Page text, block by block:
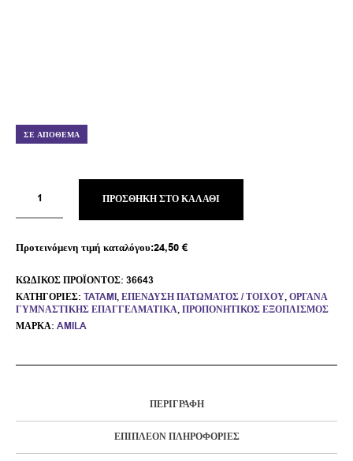
ΣΕ ΑΠΌΘΕΜΑ
ΠΡΟΣΘΉΚΗ ΣΤΟ ΚΑΛΆΘΙ
Προτεινόμενη τιμή καταλόγου:24,50€
ΚΩΔΙΚΌΣ ΠΡΟΪΌΝΤΟΣ: 36643
ΚΑΤΗΓΟΡΊΕΣ: TATAMI,ΕΠΈΝΔΥΣΗ ΠΑΤΏΜΑΤΟΣ / ΤΟΊΧΟΥ,ΌΡΓΑΝΑ
ΓΥΜΝΑΣΤΙΚΉΣ ΕΠΑΓΓΕΛΜΑΤΙΚΆ,ΠΡΟΠΟΝΗΤΙΚΌΣ ΕΞΟΠΛΙΣΜΌΣ
ΜΆΡΚΑ: AMILA
ΠΕΡΙΓΡΑΦΉ
ΕΠΙΠΛΈΟΝ ΠΛΗΡΟΦΟΡΊΕΣ